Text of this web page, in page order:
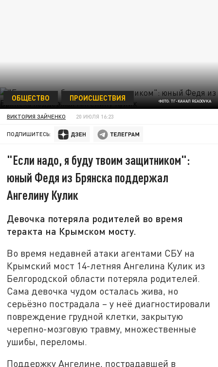
ФОТО: ТГ-КАНАЛ READOVKA
ОБЩЕСТВО ПРОИСШЕСТВИЯ
ВИКТОРИЯ ЗАЙЧЕНКО 20 ИЮЛЯ 16:23
ПОДПИШИТЕСЬ:
"Если надо, я буду твоим защитником":
юный Федя из Брянска поддержал
Ангелину Кулик
Девочка потеряла родителей во время
теракта на Крымском мосту.
Во время недавней атаки агентами СБУ на
Крымский мост 14-летняя Ангелина Кулик из
Белгородской области потеряла родителей.
Сама девочка чудом осталась жива, но
серьёзно пострадала – у неё диагностировали
повреждение грудной клетки, закрытую
черепно-мозговую травму, множественные
ушибы, переломы.
Поддержку Ангелине, пострадавшей в